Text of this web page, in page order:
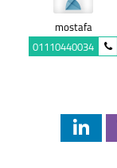
mostafa
01110440034